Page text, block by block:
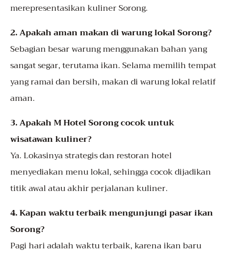
merepresentasikan kuliner Sorong.
2. Apakah aman makan di warung lokal Sorong?
Sebagian besar warung menggunakan bahan yang
sangat segar, terutama ikan. Selama memilih tempat
yang ramai dan bersih, makan di warung lokal relatif
aman.
3. Apakah M Hotel Sorong cocok untuk
wisatawan kuliner?
Ya. Lokasinya strategis dan restoran hotel
menyediakan menu lokal, sehingga cocok dijadikan
titik awal atau akhir perjalanan kuliner.
4. Kapan waktu terbaik mengunjungi pasar ikan
Sorong?
Pagi hari adalah waktu terbaik, karena ikan baru